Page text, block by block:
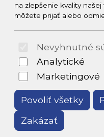
na zlepšenie kvality
môžete prijať alebo
Nevyhnutné
Analytické
Marketingové
Povoliť všetky
Zakázať
+421456812908
© 2026 Arrabella
Hosting: